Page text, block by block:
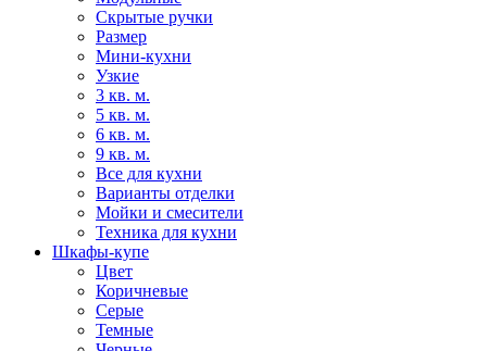
Скрытые ручки
Размер
Мини-кухни
Узкие
3 кв. м.
5 кв. м.
6 кв. м.
9 кв. м.
Все для кухни
Варианты отделки
Мойки и смесители
Техника для кухни
Шкафы-купе
Цвет
Коричневые
Серые
Темные